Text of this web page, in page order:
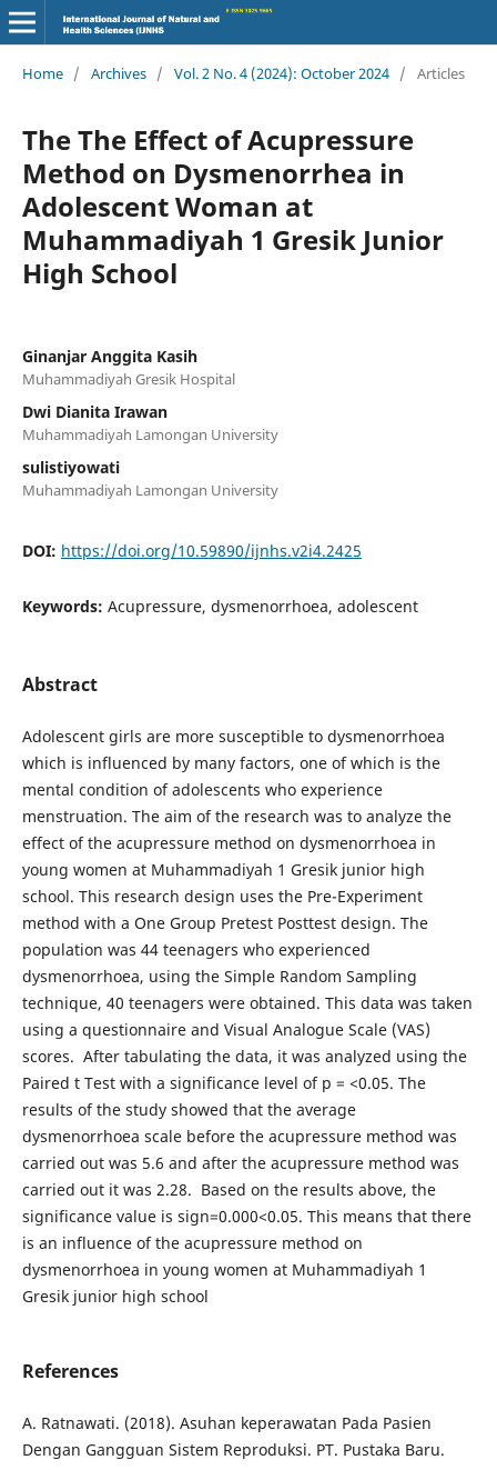
Home / Archives / Vol. 2 No. 4 (2024): October 2024 / Articles
The The Effect of Acupressure
Method on Dysmenorrhea in
Adolescent Woman at
Muhammadiyah 1 Gresik Junior
High School
Ginanjar Anggita Kasih
Muhammadiyah Gresik Hospital
Dwi Dianita Irawan
Muhammadiyah Lamongan University
sulistiyowati
Muhammadiyah Lamongan University
DOI: https://doi.org/10.59890/ijnhs.v2i4.2425
Keywords: Acupressure, dysmenorrhoea, adolescent
Abstract
Adolescent girls are more susceptible to dysmenorrhoea
which is influenced by many factors, one of which is the
mental condition of adolescents who experience
menstruation. The aim of the research was to analyze the
effect of the acupressure method on dysmenorrhoea in
young women at Muhammadiyah 1 Gresik junior high
school. This research design uses the Pre-Experiment
method with a One Group Pretest Posttest design. The
population was 44 teenagers who experienced
dysmenorrhoea, using the Simple Random Sampling
technique, 40 teenagers were obtained. This data was taken
using a questionnaire and Visual Analogue Scale (VAS)
scores. After tabulating the data, it was analyzed using the
Paired t Test with a significance level of p = <0.05. The
results of the study showed that the average
dysmenorrhoea scale before the acupressure method was
carried out was 5.6 and after the acupressure method was
carried out it was 2.28. Based on the results above, the
significance value is sign=0.000<0.05. This means that there
is an influence of the acupressure method on
dysmenorrhoea in young women at Muhammadiyah 1
Gresik junior high school
References
A. Ratnawati. (2018). Asuhan keperawatan Pada Pasien
Dengan Gangguan Sistem Reproduksi. PT. Pustaka Baru.